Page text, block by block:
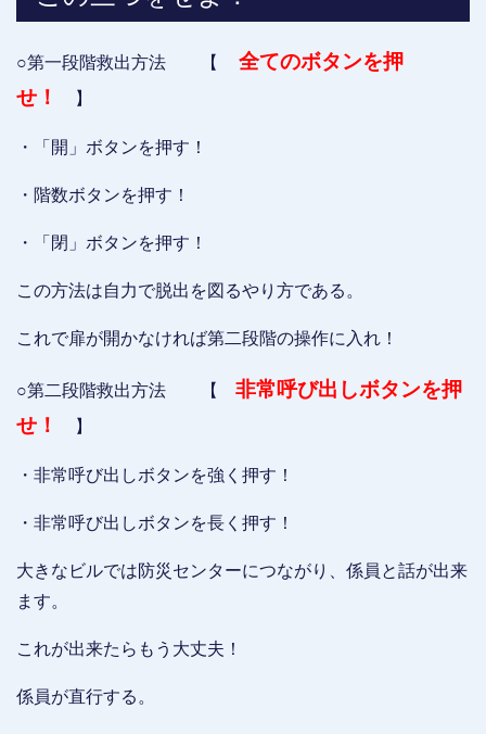
○第一段階救出方法 【
全てのボタンを押
せ！
】
・「開」ボタンを押す！
・階数ボタンを押す！
・「閉」ボタンを押す！
この方法は自力で脱出を図るやり方である。
これで扉が開かなければ第二段階の操作に入れ！
○第二段階救出方法 【 非常呼び出しボタンを押
せ！
】
・非常呼び出しボタンを強く押す！
・非常呼び出しボタンを長く押す！
大きなビルでは防災センターにつながり、係員と話が出来
ます。
これが出来たらもう大丈夫！
係員が直行する。